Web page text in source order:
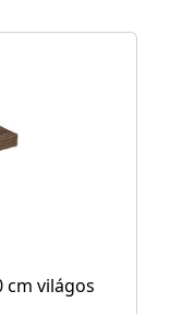
cm világos